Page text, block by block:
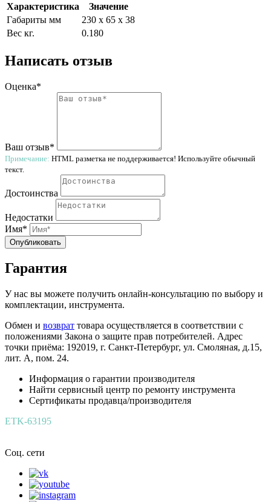
Характеристика
Значение
Габариты мм
230 x 65 x 38
Вес кг.
0.180
Написать отзыв
Оценка*
Ваш отзыв*
Примечание: HTML разметка не поддерживается! Используйте обычный
текст.
Достоинства
Недостатки
Имя*
Опубликовать
Гарантия
У нас вы можете получить онлайн-консультацию по выбору и
комплектации, инструмента.
Обмен и возврат товара осуществляется в соответствии с
положениями Закона о защите прав потребителей. Адрес
точки приёма: 192019, г. Санкт-Петербург, ул. Смоляная, д.15,
лит. А, пом. 24.
Информация о гарантии производителя
Найти сервисный центр по ремонту инструмента
Сертификаты продавца/производителя
ETK-63195
Соц. сети